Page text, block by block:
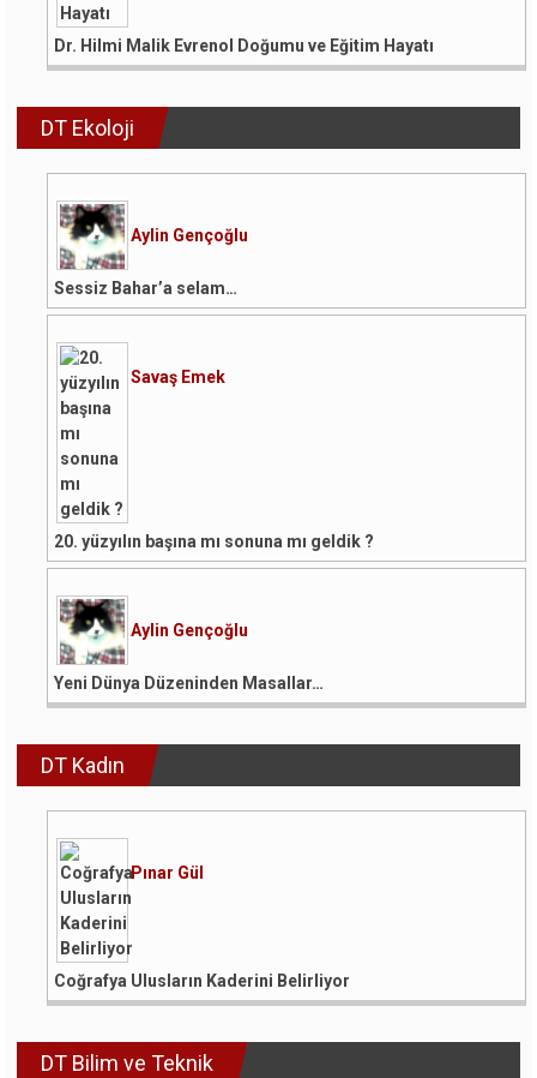
Dr. Hilmi Malik Evrenol Doğumu ve Eğitim Hayatı
DT Ekoloji
Aylin Gençoğlu
Sessiz Bahar’a selam…
Savaş Emek
20. yüzyılın başına mı sonuna mı geldik ?
Aylin Gençoğlu
Yeni Dünya Düzeninden Masallar…
DT Kadın
Pınar Gül
Coğrafya Ulusların Kaderini Belirliyor
DT Bilim ve Teknik